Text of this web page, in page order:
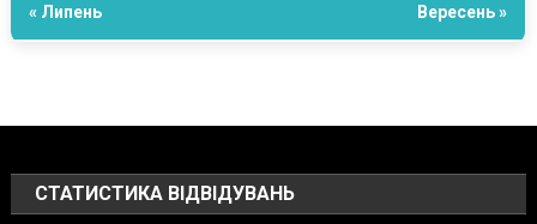
« Липень Вересень »
СТАТИСТИКА ВІДВІДУВАНЬ